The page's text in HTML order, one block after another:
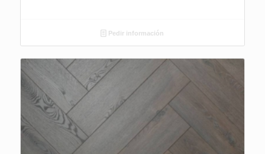
Pedir información